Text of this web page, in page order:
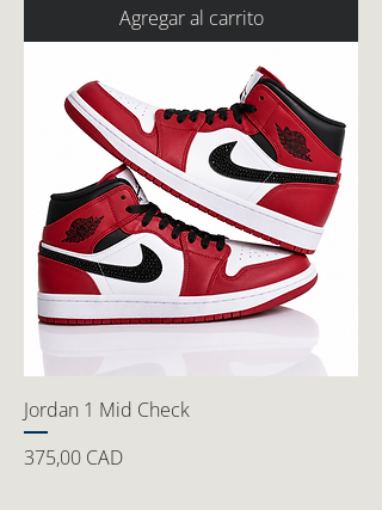
Agregar al carrito
Jordan 1 Mid Check
Precio
375,00 CAD